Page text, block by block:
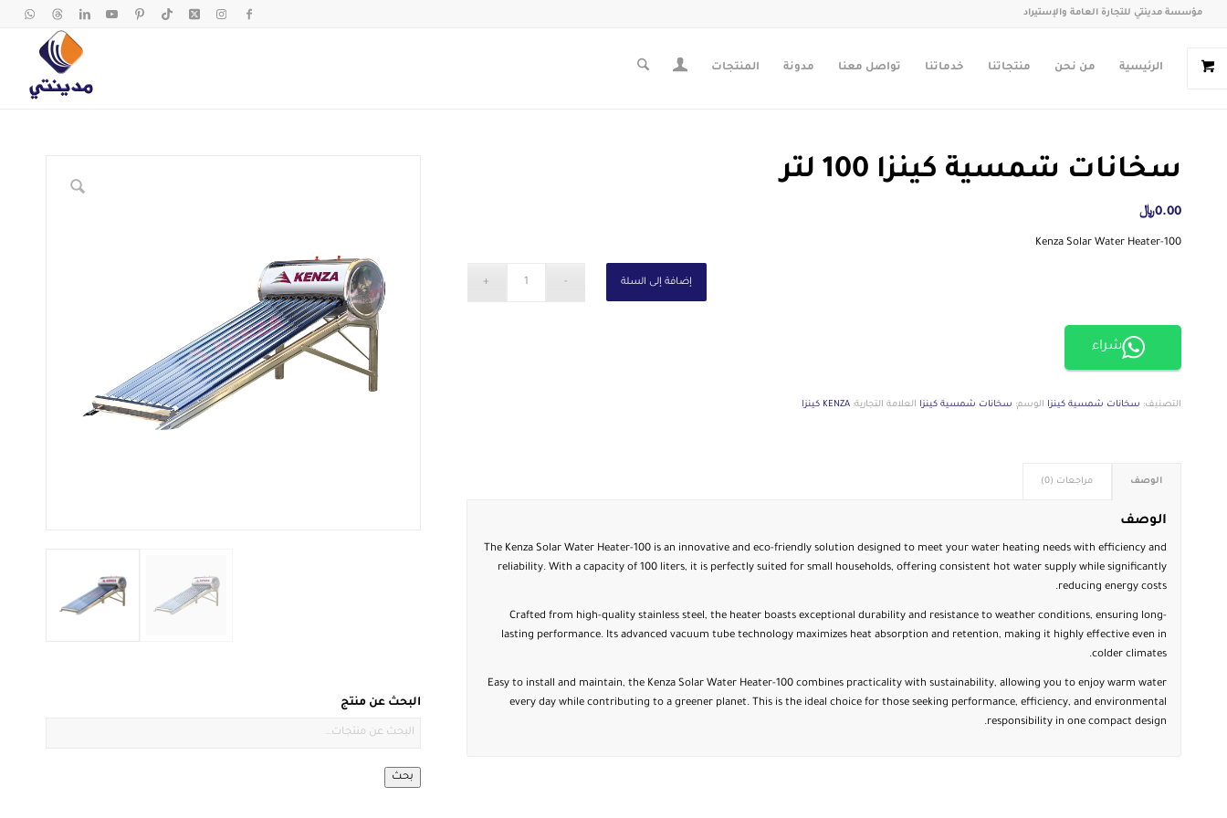
مؤسسة مدينتي للتجارة العامة والإستيراد
الرئيسية من نحن منتجاتنا خدماتنا تواصل معنا مدونة المنتجات
البحث عن منتج
بحث
سخانات شمسية كينزا 100 لتر
0.00﷼
Kenza Solar Water Heater-100
إضافة إلى السلة
شراء
التصنيف: سخانات شمسية كينزا الوسم: سخانات شمسية كينزا العلامة التجارية: KENZA كينزا
الوصف مراجعات (0)
الوصف
The Kenza Solar Water Heater-100 is an innovative and eco-friendly solution designed to meet your water heating needs with efficiency and
reliability. With a capacity of 100 liters, it is perfectly suited for small households, offering consistent hot water supply while significantly
reducing energy costs.
Crafted from high-quality stainless steel, the heater boasts exceptional durability and resistance to weather conditions, ensuring long-
lasting performance. Its advanced vacuum tube technology maximizes heat absorption and retention, making it highly effective even in
colder climates.
Easy to install and maintain, the Kenza Solar Water Heater-100 combines practicality with sustainability, allowing you to enjoy warm water
every day while contributing to a greener planet. This is the ideal choice for those seeking performance, efficiency, and environmental
responsibility in one compact design.